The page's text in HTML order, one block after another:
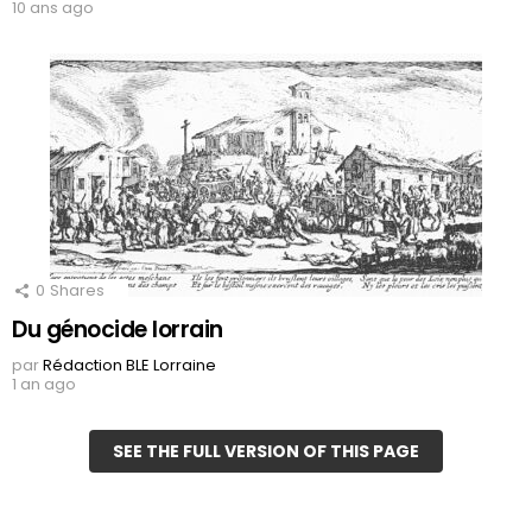
10 ans ago
0 Shares
Du génocide lorrain
parRédaction BLE Lorraine
1 an ago
SEE THE FULL VERSION OF THIS PAGE